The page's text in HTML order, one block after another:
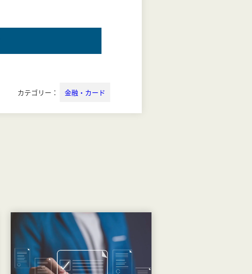
カテゴリー： 金融・カード